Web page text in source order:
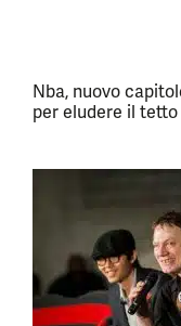
Nba, nuovo
per eludere il tetto